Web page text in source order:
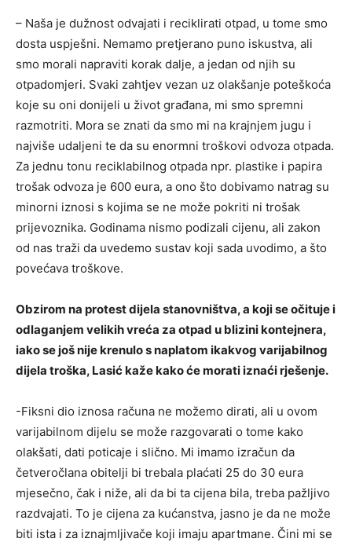
– Naša je dužnost odvajati i reciklirati otpad, u tome smo
dosta uspješni. Nemamo pretjerano puno iskustva, ali
smo morali napraviti korak dalje, a jedan od njih su
otpadomjeri. Svaki zahtjev vezan uz olakšanje poteškoća
koje su oni donijeli u život građana, mi smo spremni
razmotriti. Mora se znati da smo mi na krajnjem jugu i
najviše udaljeni te da su enormni troškovi odvoza otpada.
Za jednu tonu reciklabilnog otpada npr. plastike i papira
trošak odvoza je 600 eura, a ono što dobivamo natrag su
minorni iznosi s kojima se ne može pokriti ni trošak
prijevoznika. Godinama nismo podizali cijenu, ali zakon
od nas traži da uvedemo sustav koji sada uvodimo, a što
povećava troškove.
Obzirom na protest dijela stanovništva, a koji se očituje i
odlaganjem velikih vreća za otpad u blizini kontejnera,
iako se još nije krenulo s naplatom ikakvog varijabilnog
dijela troška, Lasić kaže kako će morati iznaći rješenje.
-Fiksni dio iznosa računa ne možemo dirati, ali u ovom
varijabilnom dijelu se može razgovarati o tome kako
olakšati, dati poticaje i slično. Mi imamo izračun da
četveročlana obitelji bi trebala plaćati 25 do 30 eura
mjesečno, čak i niže, ali da bi ta cijena bila, treba pažljivo
razdvajati. To je cijena za kućanstva, jasno je da ne može
biti ista i za iznajmljivače koji imaju apartmane. Čini mi se